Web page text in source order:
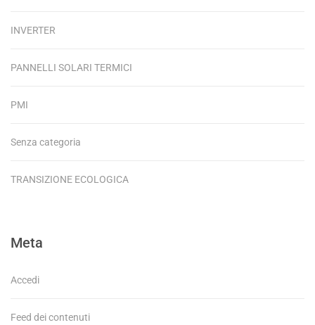
INVERTER
PANNELLI SOLARI TERMICI
PMI
Senza categoria
TRANSIZIONE ECOLOGICA
Meta
Accedi
Feed dei contenuti